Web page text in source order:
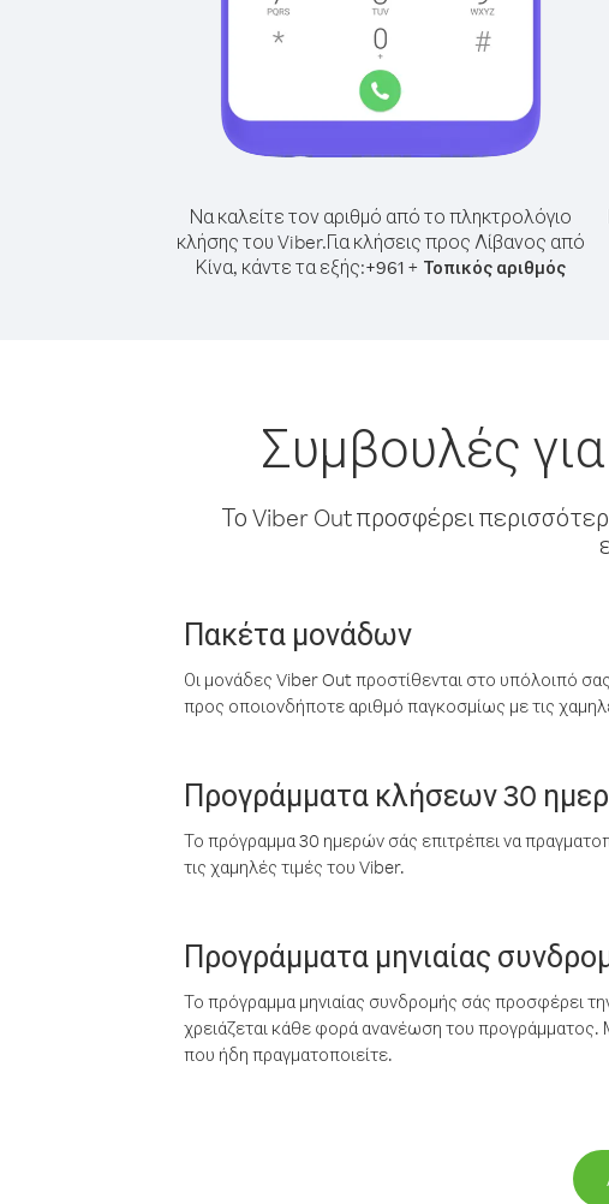
Να καλείτε τον αριθμό από το πληκτρολόγιο
κλήσης του Viber.Για κλήσεις προς Λίβανος από
Κίνα, κάντε τα εξής:+961 + Τοπικός αριθμός
Συμβουλές
Το Viber Out προσφέρει
Πακέτα μονάδων
Οι μονάδες Viber Out προστίθενται στο υπόλοιπό
προς οποιονδήποτε αριθμό παγκοσμίως με τις
Προγράμματα κλήσεων 30
Το πρόγραμμα 30 ημερών σάς επιτρέπει να
τις χαμηλές τιμές του Viber.
Προγράμματα μηνιαίας
Το πρόγραμμα μηνιαίας συνδρομής σάς προσφέρει
χρειάζεται κάθε φορά ανανέωση του προγράμματος.
που ήδη πραγματοποιείτε.